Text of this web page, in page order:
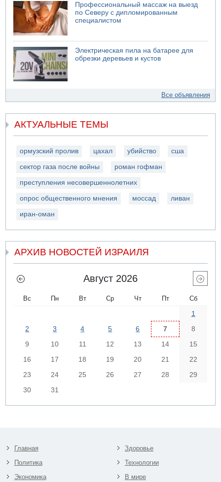
Профессиональный массаж на выезд
по Северу с дипломированным
специалистом
Электрическая пила на батарее для
обрезки деревьев и кустов
Все объявления
АКТУАЛЬНЫЕ ТЕМЫ
ормузский пролив цахал убийство сша
сектор газа после войны роман гофман
преступления несовершеннолетних
опрос общественного мнения моссад ливан
иран-оман
АРХИВ НОВОСТЕЙ ИЗРАИЛЯ
Август 2026
Вс Пн Вт Ср Чт Пт Сб
1
2
3 4 5 6 7
8
9
10 11 12 13 14
15
16
17 18 19 20 21
22
23
24 25 26 27 28
29
30
31
Главная
Политика
Экономика
Здоровье
Технологии
В мире